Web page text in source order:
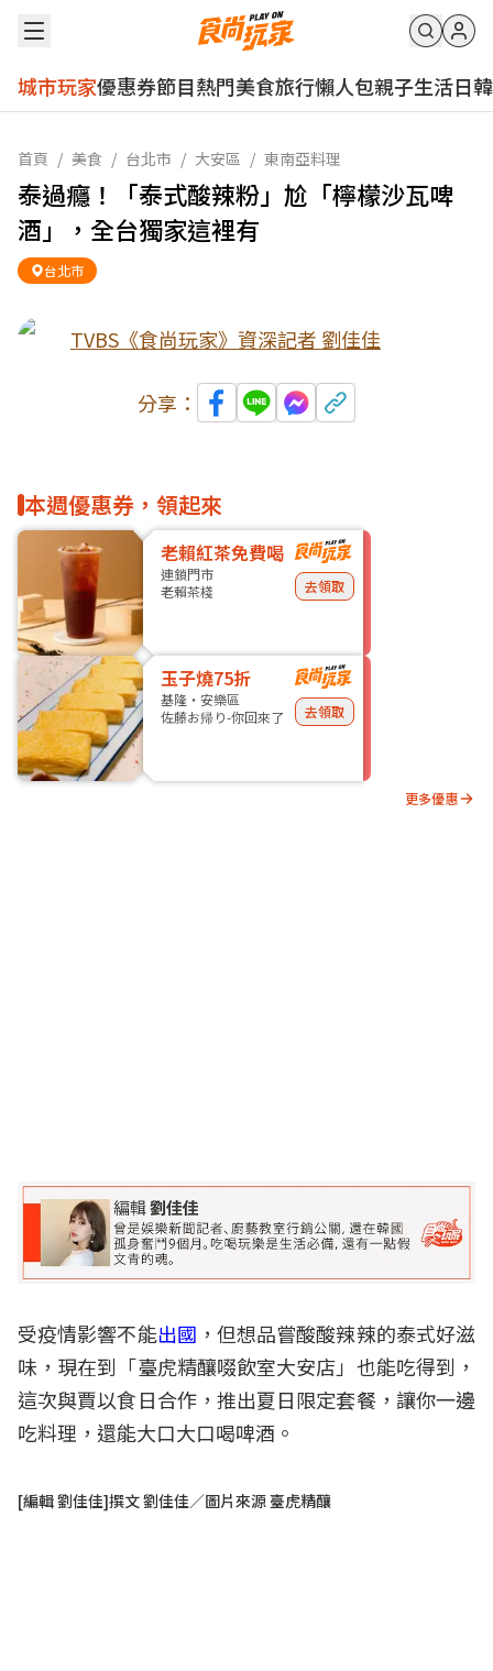
城市玩家優惠券節目熱門美食旅行懶人包親子生活日韓
首頁 / 美食 / 台北市 / 大安區 / 東南亞料理
泰過癮！「泰式酸辣粉」尬「檸檬沙瓦啤
酒」，全台獨家這裡有
台北市
TVBS《食尚玩家》資深記者 劉佳佳
分享：
本週優惠券，領起來
老賴紅茶免費喝
連鎖門市
老賴茶棧
去領取
玉子燒75折
基隆・安樂區
佐藤お帰り-你回來了
去領取
更多優惠
受疫情影響不能出國 ，但想品嘗酸酸辣辣的泰式好滋
味，現在到「臺虎精釀啜飲室大安店」也能吃得到，
這次與賈以食日合作，推出夏日限定套餐，讓你一邊
吃料理，還能大口大口喝啤酒。
[編輯 劉佳佳]撰文 劉佳佳／圖片來源 臺虎精釀